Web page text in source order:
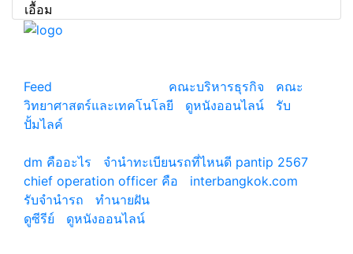
เอื้อม
Feed
คณะบริหารธุรกิจ
คณะ
วิทยาศาสตร์และเทคโนโลยี
ดูหนังออนไลน์
รับ
ปั้มไลค์
dm คืออะไร
จํานําทะเบียนรถที่ไหนดี pantip 2567
chief operation officer คือ
interbangkok.com
รับจํานํารถ
ทํานายฝัน
ดูซีรีย์
ดูหนังออนไลน์